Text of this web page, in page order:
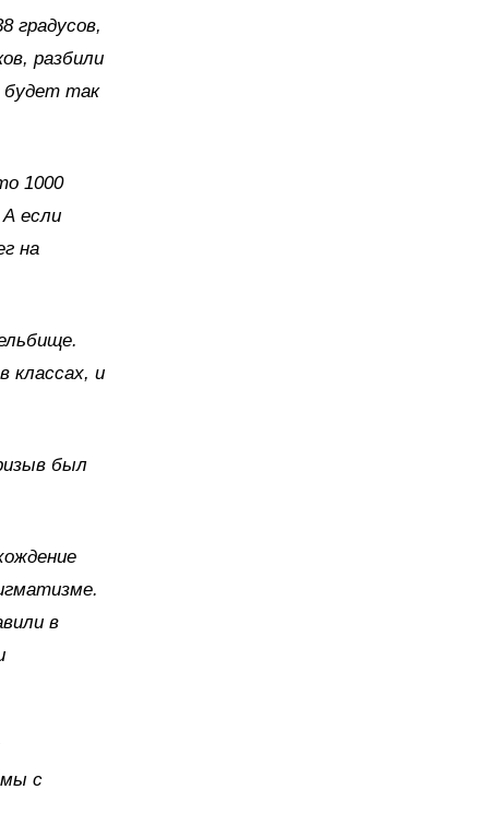
градусов,
разбили
будет так
1000
если
на
классах, и
был
в
с